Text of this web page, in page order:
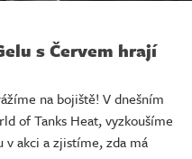
s Červem hrají
na bojiště! V dnešním
of Tanks Heat, vyzkoušíme
akci a zjistíme, zda má